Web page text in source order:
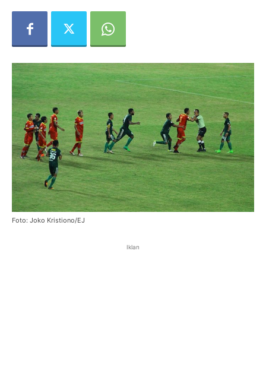
Foto: Joko Kristiono/EJ
Iklan